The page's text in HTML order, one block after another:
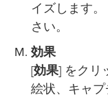
イズします。
さい。
効果
[効果] をクリ
絵状、キャ